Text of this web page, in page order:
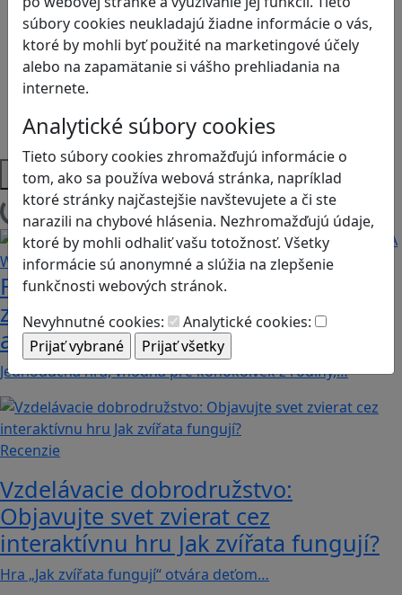
súbory cookies neukladajú žiadne informácie o vás,
ktoré by mohli byť použité na marketingové účely
alebo na zapamätanie si vášho prehliadania na
internete.
Analytické súbory cookies
Tieto súbory cookies zhromažďujú informácie o
tom, ako sa používa webová stránka, napríklad
ktoré stránky najčastejšie navštevujete a či ste
narazili na chybové hlásenia. Nezhromažďujú údaje,
ktoré by mohli odhaliť vašu totožnosť. Všetky
informácie sú anonymné a slúžia na zlepšenie
funkčnosti webových stránok.
Nevyhnutné cookies:
Analytické cookies:
Logické myslenie
Ľudské práva a tolerancia
Motorika a koncentrácia
Programovanie/Technika
Sociálne zručnosti a kooperácia
Zdravie a pohyb
Platformy
Načítam blogy
Fotografujte zvieratká, aby ste
zachránili ostrov v Alba: A Wildlife
adventure
Jednoduchá hra, vhodná pre kohokoľvek z rodiny,…
Recenzie
Vzdelávacie dobrodružstvo:
Objavujte svet zvierat cez
interaktívnu hru Jak zvířata fungují?
Hra „Jak zvířata fungují“ otvára deťom…